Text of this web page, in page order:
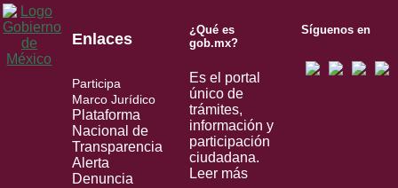
Enlaces
Participa
Marco Jurídico
Plataforma
Nacional de
Transparencia
Alerta
Denuncia
¿Qué es
gob.mx?
Es el portal
único de
trámites,
información y
participación
ciudadana.
Leer más
Síguenos en